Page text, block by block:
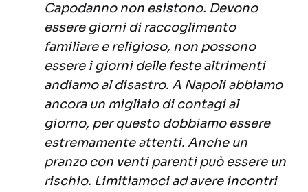
Capodanno non esistono. Devono
essere giorni di raccoglimento
familiare e religioso, non possono
essere i giorni delle feste altrimenti
andiamo al disastro. A Napoli abbiamo
ancora un migliaio di contagi al
giorno, per questo dobbiamo essere
estremamente attenti. Anche un
pranzo con venti parenti può essere un
rischio. Limitiamoci ad avere incontri